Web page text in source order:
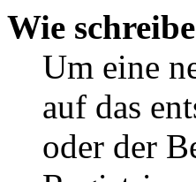
Wie
Um eine
auf das
oder der